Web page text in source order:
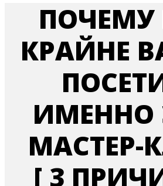
КРАЙНЕ
ИМЕННО
МАСТЕР-
[ 3